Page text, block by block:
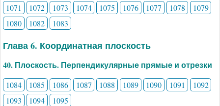
1071
1072 1073 1074 1075 1076 1077 1078
1079
1080
1082 1083
Глава 6. Координатная плоскость
40. Плоскость. Перпендикулярные прямые и отрезки
1084 1085 1086 1087 1088 1089 1090 1091
1092
1093
1094 1095